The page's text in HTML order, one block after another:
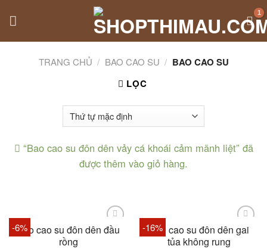
TRANG CHỦ / BAO CAO SU / BAO CAO SU
LỌC
“Bao cao su đôn dên vảy cá khoái cảm mãnh liệt” đã
được thêm vào giỏ hàng.
-6%
Bao cao su đôn dên đầu
rồng
-16%
Bao cao su đôn dên gai
tủa không rung